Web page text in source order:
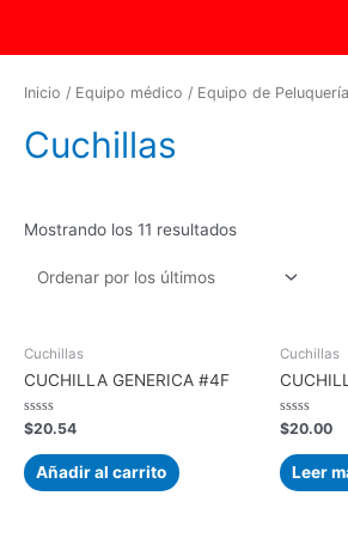
Inicio / Equipo médico / Equipo de Peluquería
Cuchillas
Mostrando los 11 resultados
Cuchillas
CUCHILLA GENERICA #4F
Valorado
con
de
5
$20.54
Añadir al carrito
Cuchillas
Valorado
con
de
5
$20.00
Leer